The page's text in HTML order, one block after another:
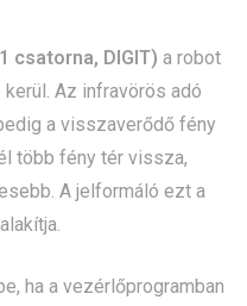
csatorna, DIGIT) a robot
Az infravörös adó
a visszaverődő fény
több fény tér vissza,
A jelformáló ezt a
ha a vezérlőprogramban